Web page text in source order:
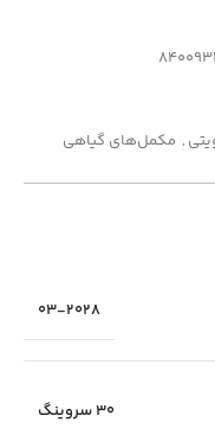
, مکمل‌های گیاهی
03-2028
30 سروینگ